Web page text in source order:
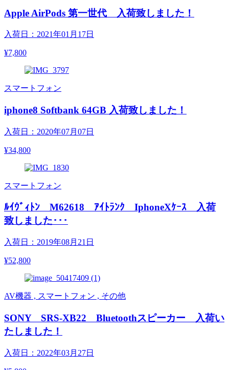
Apple AirPods 第一世代 入荷致しました！
入荷日：2021年01月17日
¥7,800
スマートフォン
iphone8 Softbank 64GB 入荷致しました！
入荷日：2020年07月07日
¥34,800
スマートフォン
ﾙｲｳﾞｨﾄﾝ M62618 ｱｲﾄﾗﾝｸ IphoneXｹｰｽ 入荷
致しました･･･
入荷日：2019年08月21日
¥52,800
AV機器 , スマートフォン , その他
SONY SRS-XB22 Bluetoothスピーカー 入荷い
たしました！
入荷日：2022年03月27日